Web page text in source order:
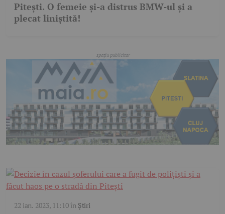
Pitești. O femeie și-a distrus BMW-ul și a
plecat liniștită!
22 ian. 2023, 11:10în Știri